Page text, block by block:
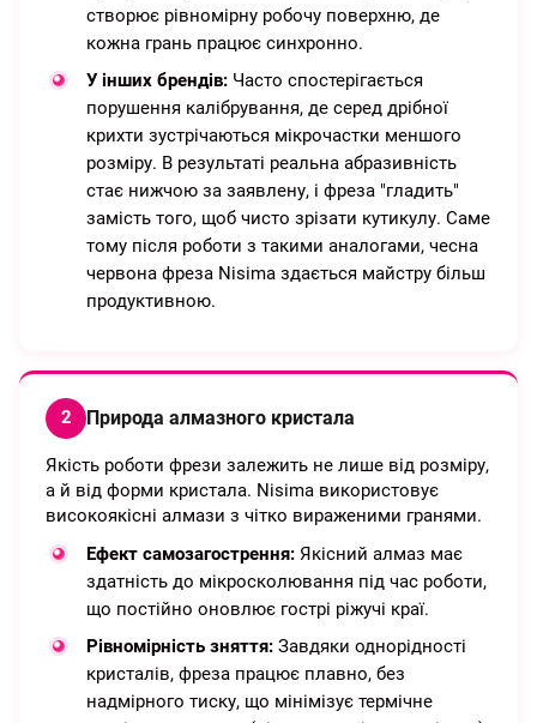
створює рівномірну робочу поверхню, де
кожна грань працює синхронно.
У інших брендів: Часто спостерігається
порушення калібрування, де серед дрібної
крихти зустрічаються мікрочастки меншого
розміру. В результаті реальна абразивність
стає нижчою за заявлену, і фреза "гладить"
замість того, щоб чисто зрізати кутикулу. Саме
тому після роботи з такими аналогами, чесна
червона фреза Nisima здається майстру більш
продуктивною.
2 Природа алмазного кристала
Якість роботи фрези залежить не лише від розміру,
а й від форми кристала. Nisima використовує
високоякісні алмази з чітко вираженими гранями.
Ефект самозагострення: Якісний алмаз має
здатність до мікросколювання під час роботи,
що постійно оновлює гострі ріжучі краї.
Рівномірність зняття: Завдяки однорідності
кристалів, фреза працює плавно, без
надмірного тиску, що мінімізує термічне